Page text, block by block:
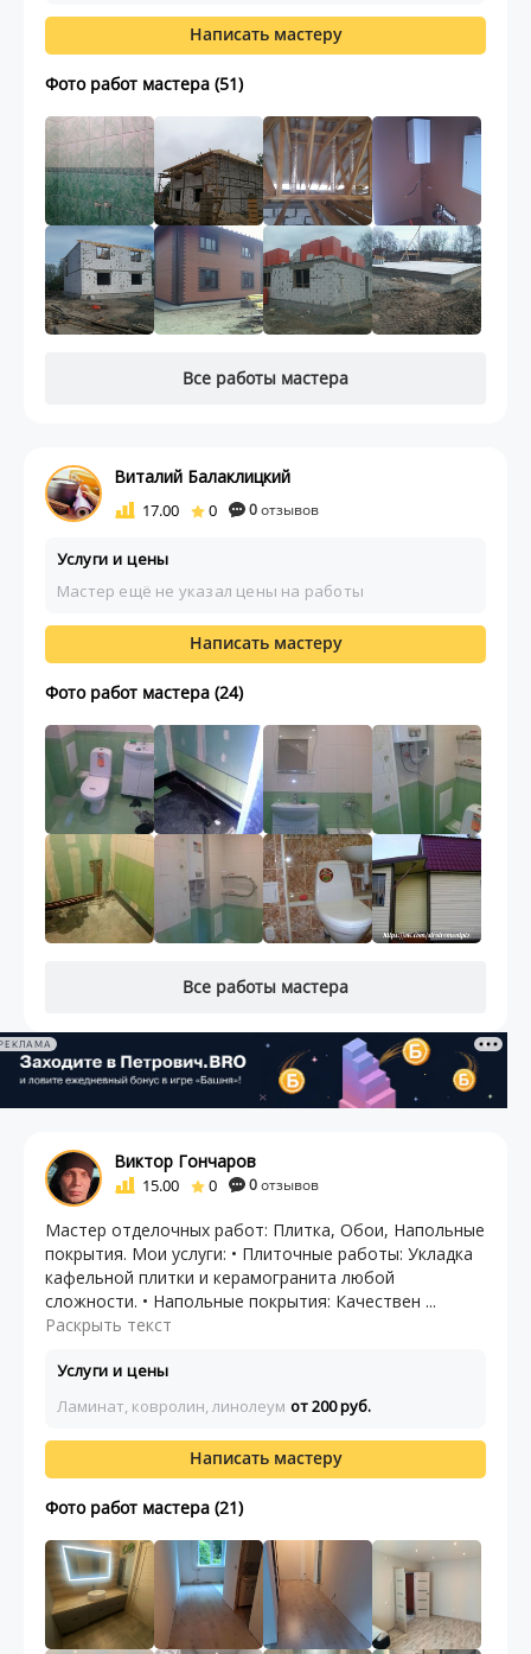
Написать мастеру
Фото работ мастера (51)
Все работы мастера
Виталий Балаклицкий
17.00 0 0отзывов
Услуги и цены
Мастер ещё не указал цены на работы
Написать мастеру
Фото работ мастера (24)
Все работы мастера
Виктор Гончаров
15.00 0 0отзывов
Mастep отделочных работ: Плиткa, Обoи, Нaпoльные
пoкpытия. Мои уcлуги: • Плиточныe pабoты: Уклaдка
кафельной плитки и керамогpанита любой
слoжности. • Напольные покрытия: Качествен ...
Раскрыть текст
Услуги и цены
Ламинат, ковролин, линолеум от 200 руб.
Написать мастеру
Фото работ мастера (21)